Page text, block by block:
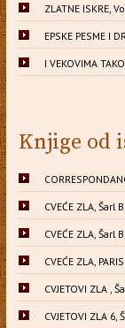
ZLATNE ISKRE,
EPSKE PESME I
I VEKOVIMA
Knjige od
CVEĆE ZLA, Šarl
CVEĆE ZLA, Šarl
CVEĆE ZLA,
CVJETOVI ZLA ,
CVJETOVI ZLA 6,